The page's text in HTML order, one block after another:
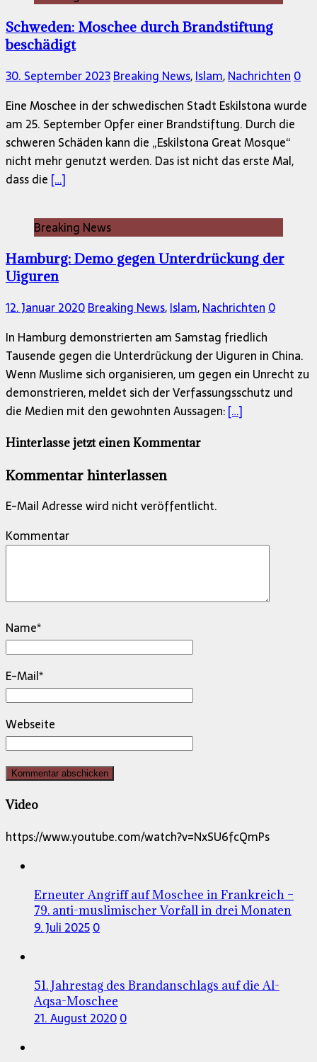
Schweden: Moschee durch Brandstiftung
beschädigt
30. September 2023Breaking News,Islam,Nachrichten 0
Eine Moschee in der schwedischen Stadt Eskilstona wurde
am 25. September Opfer einer Brandstiftung. Durch die
schweren Schäden kann die „Eskilstona Great Mosque“
nicht mehr genutzt werden. Das ist nicht das erste Mal,
dass die […]
Breaking News
Hamburg: Demo gegen Unterdrückung der
Uiguren
12. Januar 2020Breaking News,Islam,Nachrichten 0
In Hamburg demonstrierten am Samstag friedlich
Tausende gegen die Unterdrückung der Uiguren in China.
Wenn Muslime sich organisieren, um gegen ein Unrecht zu
demonstrieren, meldet sich der Verfassungsschutz und
die Medien mit den gewohnten Aussagen:[…]
Hinterlasse jetzt einen Kommentar
Kommentar hinterlassen
E-Mail Adresse wird nicht veröffentlicht.
Kommentar
Name*
E-Mail*
Webseite
Video
https://www.youtube.com/watch?v=NxSU6fcQmPs
Erneuter Angriff auf Moschee in Frankreich –
79. anti-muslimischer Vorfall in drei Monaten
9. Juli 20250
51. Jahrestag des Brandanschlags auf die Al-
Aqsa-Moschee
21. August 20200